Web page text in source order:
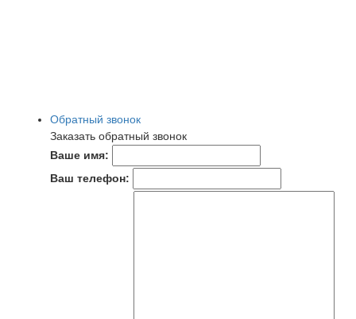
Обратный звонок
Заказать обратный звонок
Ваше имя:
Ваш телефон: